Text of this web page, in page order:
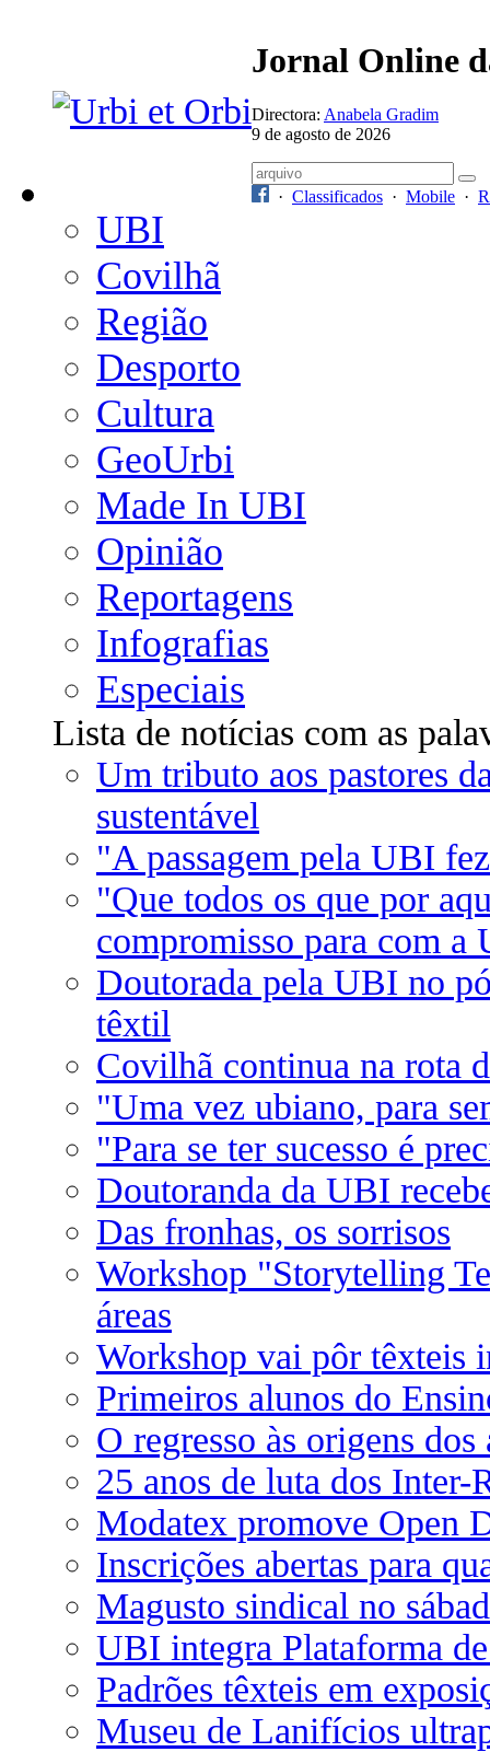
Jornal Online
Directora: Anabela Gradim
9 de agosto de 2026
· Classificados · Mobile ·
UBI
Covilhã
Região
Desporto
Cultura
GeoUrbi
Made In UBI
Opinião
Reportagens
Infografias
Especiais
Lista de notícias com as
Um tributo aos pastores
sustentável
"A passagem pela UBI
"Que todos os que por
compromisso para com a
Doutorada pela UBI no
têxtil
Covilhã continua na rota
"Uma vez ubiano, para
"Para se ter sucesso é
Doutoranda da UBI
Das fronhas, os sorrisos
Workshop "Storytelling
áreas
Workshop vai pôr têxteis
Primeiros alunos do
O regresso às origens
25 anos de luta dos Inter-
Modatex promove Open
Inscrições abertas para
Magusto sindical no
UBI integra Plataforma
Padrões têxteis em
Museu de Lanifícios